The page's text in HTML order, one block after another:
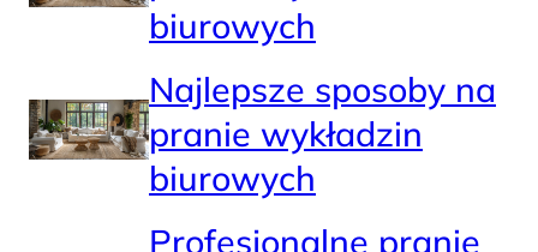
biurowych
Najlepsze sposoby na
pranie wykładzin
biurowych
Profesjonalne pranie